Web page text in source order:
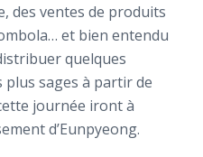
des ventes de produits
et bien entendu
quelques
sages à partir de
journée iront à
d’Eunpyeong.